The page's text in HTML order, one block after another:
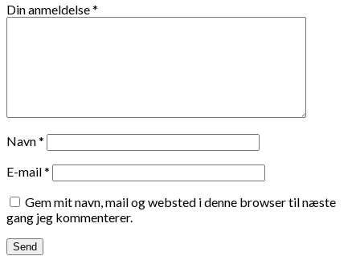
Din anmeldelse*
Navn*
E-mail*
Gem mit navn, mail og websted i denne browser til næste
gang jeg kommenterer.